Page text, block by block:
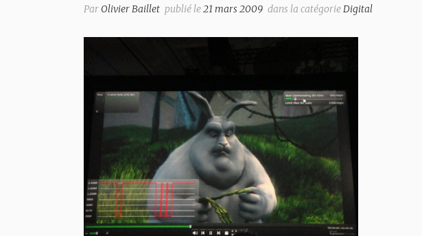
Par Olivier Baillet publié le21 mars 2009 dans la catégorieDigital